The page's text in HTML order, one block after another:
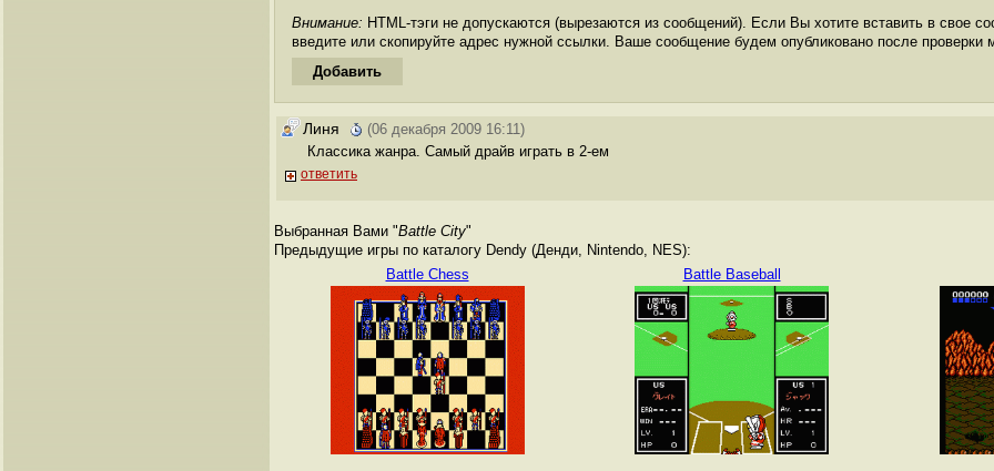
Внимание: HTML-тэги не допускаются (вырезаются из сообщений). Если Вы хотите вставить в свое
введите или скопируйте адрес нужной ссылки. Ваше сообщение будем опубликовано после проверки
Линя
(06 декабря 2009 16:11)
Классика жанра. Самый драйв играть в 2-ем
ответить
Выбранная Вами "Battle City"
Предыдущие игры по каталогу Dendy (Денди, Nintendo, NES):
Battle Chess
Battle Baseball